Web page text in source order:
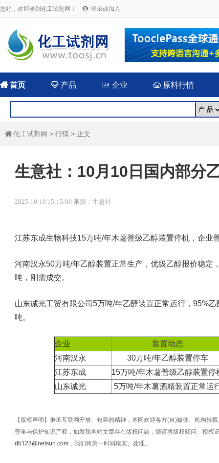
您好，欢迎来到化工试剂网！  登录或加入
首页  产品 企业 原料行情
 化工试剂网 > 行情 > 正文
生意社：10月10日国内部分
2025-10-10 15:15:00 来源：生意社
江苏东成生物科技15万吨/年木薯普级乙醇装置停机，企业
河南汉永50万吨/年乙醇装置正常生产，优级乙醇报价稳定
吨，刚需成交。
山东诚光工贸有限公司5万吨/年乙醇装置正常运行，95%
吨。
企业
装置动态
河南汉永
30万吨/年乙醇装置停车
江苏东成
15万吨/年木薯普级乙醇装置停
山东诚光
5万吨/年木薯酒精装置正常运
【版权声明】秉承互联网开放、包容的精神，本网欢迎各方(自)媒体、机构转
尊重与保护知识产权，如发现本站文章存在版权问题，烦请将版权疑问、授权
db123@netsun.com ，我们将第一时间核实、处理。